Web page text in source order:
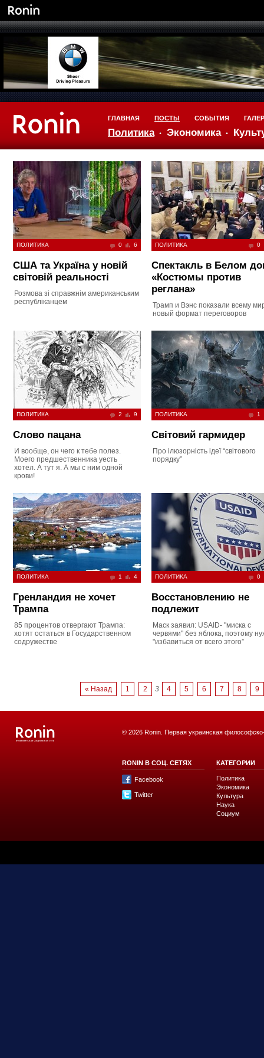
ГЛАВНАЯ
Политика Экономика
ПОСТЫ СОБЫТИЯ
ПОЛИТИКА 0 6
США та Україна у новій
світовій реальності
Розмова зі справжнім американським
республіканцем
ПОЛИТИКА 0
Спектакль в Белом
«Костюмы против
реглана»
Трамп и Вэнс показали всему
новый формат переговоров
ПОЛИТИКА 2 9
Слово пацана
И вообще, он чего к тебе полез.
Моего предшественника уесть
хотел. А тут я. А мы с ним одной
крови!
ПОЛИТИКА 1
Світовий гармидер
Про ілюзорність ідеї “світового
порядку”
ПОЛИТИКА 1 4
Гренландия не хочет
Трампа
85 процентов отвергают Трампа:
хотят остаться в Государственном
содружестве
ПОЛИТИКА 0
Восстановлению не
подлежит
Маск заявил: USAID- "миска с
червями" без яблока, поэтому
"избавиться от всего этого”
« Назад 1 2 3 4 5 6 7 8 9
© 2026 Ronin. Первая украинская
RONIN В СОЦ. СЕТЯХ
Facebook
Twitter
КАТЕГОРИИ
Политика
Экономика
Культура
Наука
Социум